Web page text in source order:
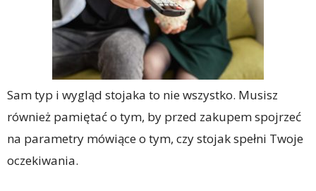
Sam typ i wygląd stojaka to nie wszystko. Musisz
również pamiętać o tym, by przed zakupem spojrzeć
na parametry mówiące o tym, czy stojak spełni Twoje
oczekiwania.